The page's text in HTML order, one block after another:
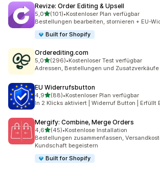
Revize: Order Editing & Upsell
5,0von 5 Sternen
(101)
101 Rezensionen insgesamt
•Kostenloser Plan verfügbar
Bestellungen bearbeiten, stornieren + EU-
Built for Shopify
Orderediting.com
5,0von 5 Sternen
(296)
296 Rezensionen insgesamt
•Kostenloser Test verfügbar
Adressen, Bestellungen und Zusatzverkäufe
EU Widerrufsbutton
4,9von 5 Sternen
(88)
88 Rezensionen insgesamt
•Kostenloser Plan verfügbar
In 2 Klicks aktiviert | Widerruf Button | Erfüllt
Mergify: Combine, Merge Orders
4,6von 5 Sternen
(45)
45 Rezensionen insgesamt
•Kostenlose Installation
Bestellungen zusammenfassen,
Kundschaft begeistern
Built for Shopify